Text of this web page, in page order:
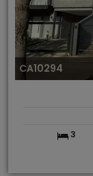
CA10294
3